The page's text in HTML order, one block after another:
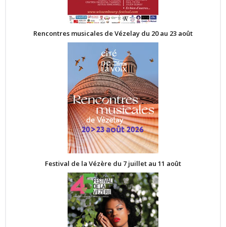
Rencontres musicales de Vézelay du 20 au 23 août
Festival de la Vézère du 7 juillet au 11 août